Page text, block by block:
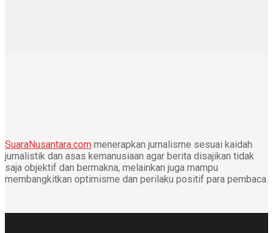
SuaraNusantara.com menerapkan jurnalisme sesuai kaidah
jurnalistik dan asas kemanusiaan agar berita disajikan tidak
saja objektif dan bermakna, melainkan juga mampu
membangkitkan optimisme dan perilaku positif para pembaca.